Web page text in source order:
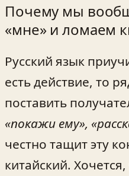
Почему мы
«мне» и ломаем
Русский язык
есть действие, то
поставить
«покажи ему»,
честно тащит эту
китайский.